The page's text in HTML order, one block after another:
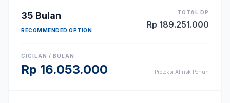
35 Bulan
RECOMMENDED OPTION
TOTAL DP
Rp 189.251.000
CICILAN / BULAN
Rp 16.053.000 Proteksi Allrisk Penuh